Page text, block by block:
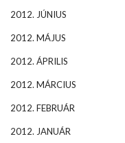
2012. JÚNIUS
2012. MÁJUS
2012. ÁPRILIS
2012. MÁRCIUS
2012. FEBRUÁR
2012. JANUÁR